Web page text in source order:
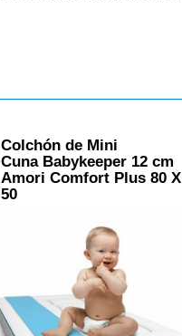
Colchón de Mini
Cuna Babykeeper 12 cm
Amori Comfort Plus 80 X
50